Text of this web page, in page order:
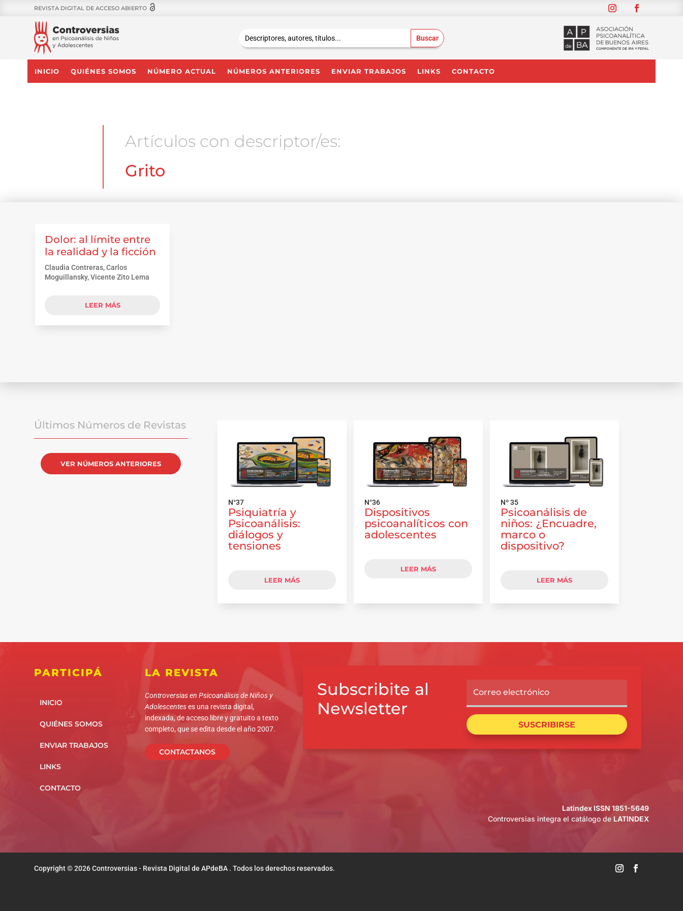
REVISTA DIGITAL DE ACCESO ABIERTO
INICIO QUIÉNES SOMOS NÚMERO ACTUAL NÚMEROS ANTERIORES ENVIAR TRABAJOS LINKS CONTACTO
Artículos con descriptor/es:
Grito
Dolor: al límite entre
la realidad y la ficción
Claudia Contreras, Carlos
Moguillansky, Vicente Zito Lema
LEER MÁS
Últimos Números de Revistas
VER NÚMEROS ANTERIORES
N°37
Psiquiatría y
Psicoanálisis:
diálogos y
tensiones
LEER MÁS
N°36
Dispositivos
psicoanalíticos con
adolescentes
LEER MÁS
Nº 35
Psicoanálisis de
niños: ¿Encuadre,
marco o
dispositivo?
LEER MÁS
PARTICIPÁ
INICIO
QUIÉNES SOMOS
ENVIAR TRABAJOS
LINKS
CONTACTO
LA REVISTA
Controversias en Psicoanálisis de Niños y
Adolescenteses una revista digital,
indexada, de acceso libre y gratuito a texto
completo, que se edita desde el año 2007.
CONTACTANOS
Subscribite al
Newsletter
SUSCRIBIRSE
Latindex ISSN 1851-5649
Controversias integra el catálogo de LATINDEX
Copyright © 2026 Controversias - Revista Digital de APdeBA . Todos los derechos reservados.